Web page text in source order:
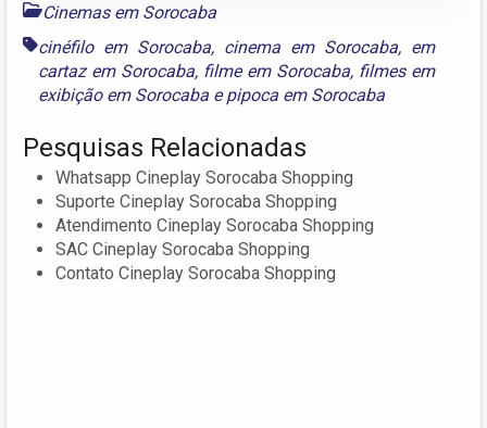
Cinemas em Sorocaba
cinéfilo em Sorocaba, cinema em Sorocaba, em
cartaz em Sorocaba, filme em Sorocaba, filmes em
exibição em Sorocaba epipoca em Sorocaba
Pesquisas Relacionadas
Whatsapp Cineplay Sorocaba Shopping
Suporte Cineplay Sorocaba Shopping
Atendimento Cineplay Sorocaba Shopping
SAC Cineplay Sorocaba Shopping
Contato Cineplay Sorocaba Shopping